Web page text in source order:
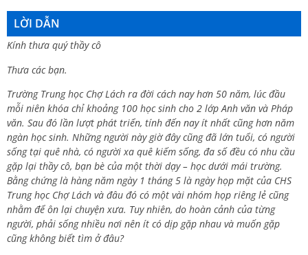
LỜI DẪN
Kính thưa quý thầy cô
Thưa các bạn.
Trường Trung học Chợ Lách ra đời cách nay hơn 50 năm, lúc đầu
mỗi niên khóa chỉ khoảng 100 học sinh cho 2 lớp Anh văn và Pháp
văn. Sau đó lần lượt phát triển, tính đến nay ít nhất cũng hơn năm
ngàn học sinh. Những người này giờ đây cũng đã lớn tuổi, có người
sống tại quê nhà, có người xa quê kiếm sống, đa số đều có nhu cầu
gặp lại thầy cô, bạn bè của một thời dạy – học dưới mái trường.
Bằng chứng là hàng năm ngày 1 tháng 5 là ngày họp mặt của CHS
Trung học Chợ Lách và đâu đó có một vài nhóm họp riêng lẻ cũng
nhằm để ôn lại chuyện xưa. Tuy nhiên, do hoàn cảnh của từng
người, phải sống nhiều nơi nên ít có dịp gặp nhau và muốn gặp
cũng không biết tìm ở đâu?